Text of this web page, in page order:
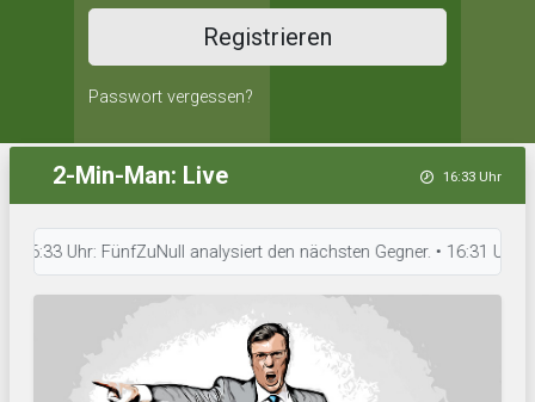
Registrieren
Passwort vergessen?
2-Min-Man: Live 16:33 Uhr
Uhr: FünfZuNull analysiert den nächsten Gegner. • 16:31 Uhr: FC